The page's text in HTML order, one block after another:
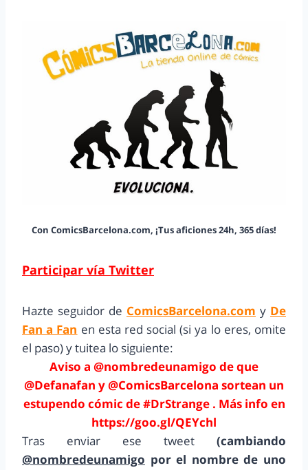
Con ComicsBarcelona.com, ¡Tus aficiones 24h, 365 días!
Participar vía Twitter
Hazte seguidor de ComicsBarcelona.com y De
Fan a Fan en esta red social (si ya lo eres, omite
el paso) y tuitea lo siguiente:
Aviso a @nombredeunamigo de que
@Defanafan y @ComicsBarcelona sortean un
estupendo cómic de #DrStrange . Más info en
https://goo.gl/QEYchl
Tras enviar ese tweet (cambiando
@nombredeunamigo por el nombre de uno